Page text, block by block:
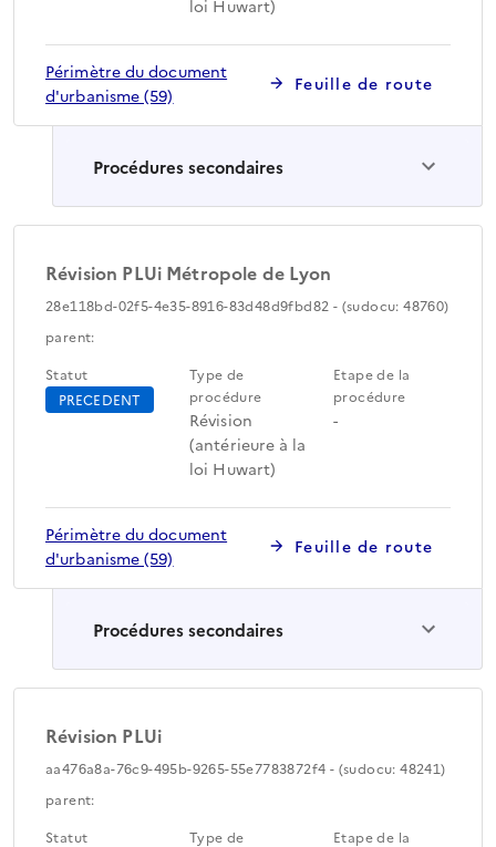
loi Huwart)
Périmètre du document
d'urbanisme (59)
Feuille de route
Procédures secondaires
Révision PLUi Métropole de Lyon
28e118bd-02f5-4e35-8916-83d48d9fbd82 - (sudocu: 48760)
parent:
Statut
PRECEDENT
Type de
procédure
Révision
(antérieure à la
loi Huwart)
Etape de la
procédure
-
Périmètre du document
d'urbanisme (59)
Feuille de route
Procédures secondaires
Révision PLUi
aa476a8a-76c9-495b-9265-55e7783872f4 - (sudocu: 48241)
parent:
Statut
Type de
Etape de la